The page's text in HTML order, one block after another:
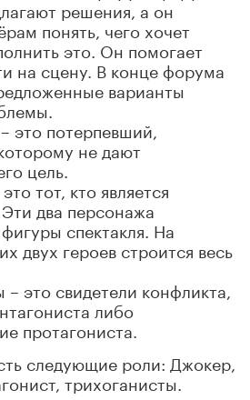
решения, а он
понять, чего хочет
это. Он помогает
на сцену. В конце форума
варианты
это потерпевший,
не дают
цель.
тот, кто является
два персонажа
спектакля. На
двух героев строится весь
это свидетели конфликта,
либо
протагониста.
следующие роли: Джокер,
трихоганисты.